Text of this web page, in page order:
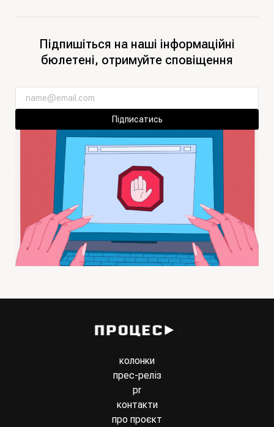
Підпишіться на наші інформаційні
бюлетені, отримуйте сповіщення
Підписатись
колонки
прес-реліз
pr
контакти
про проєкт